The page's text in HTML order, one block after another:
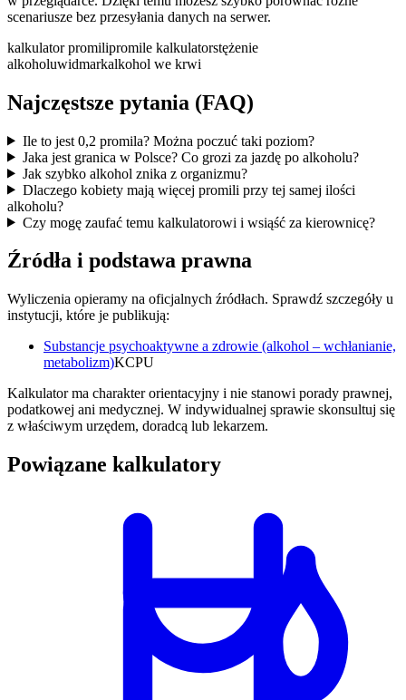
scenariusze bez przesyłania danych na serwer.
kalkulator promilipromile kalkulatorstężenie
alkoholuwidmarkalkohol we krwi
Najczęstsze pytania (FAQ)
Ile to jest 0,2 promila? Można poczuć taki poziom?
Jaka jest granica w Polsce? Co grozi za jazdę po alkoholu?
Jak szybko alkohol znika z organizmu?
Dlaczego kobiety mają więcej promili przy tej samej ilości
alkoholu?
Czy mogę zaufać temu kalkulatorowi i wsiąść za kierownicę?
Źródła i podstawa prawna
Wyliczenia opieramy na oficjalnych źródłach. Sprawdź szczegóły u
instytucji, które je publikują:
Substancje psychoaktywne a zdrowie (alkohol – wchłanianie,
metabolizm)KCPU
Kalkulator ma charakter orientacyjny i nie stanowi porady prawnej,
podatkowej ani medycznej. W indywidualnej sprawie skonsultuj się
z właściwym urzędem, doradcą lub lekarzem.
Powiązane kalkulatory